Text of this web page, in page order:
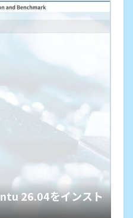
26.04をインスト